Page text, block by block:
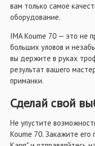
вам только самое
оборудование.
IMA Koume 70 — это не
больших уловов и
вы держите в руках
результат вашего
приманки.
Сделай свой
Не упустите
Koume 70. Закажите его